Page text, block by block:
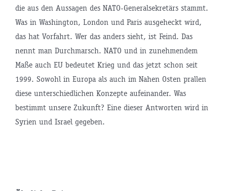
die aus den Aussagen des NATO-Generalsekretärs stammt.
Was in Washington, London und Paris ausgeheckt wird,
das hat Vorfahrt. Wer das anders sieht, ist Feind. Das
nennt man Durchmarsch. NATO und in zunehmendem
Maße auch EU bedeutet Krieg und das jetzt schon seit
1999. Sowohl in Europa als auch im Nahen Osten prallen
diese unterschiedlichen Konzepte aufeinander. Was
bestimmt unsere Zukunft? Eine dieser Antworten wird in
Syrien und Israel gegeben.